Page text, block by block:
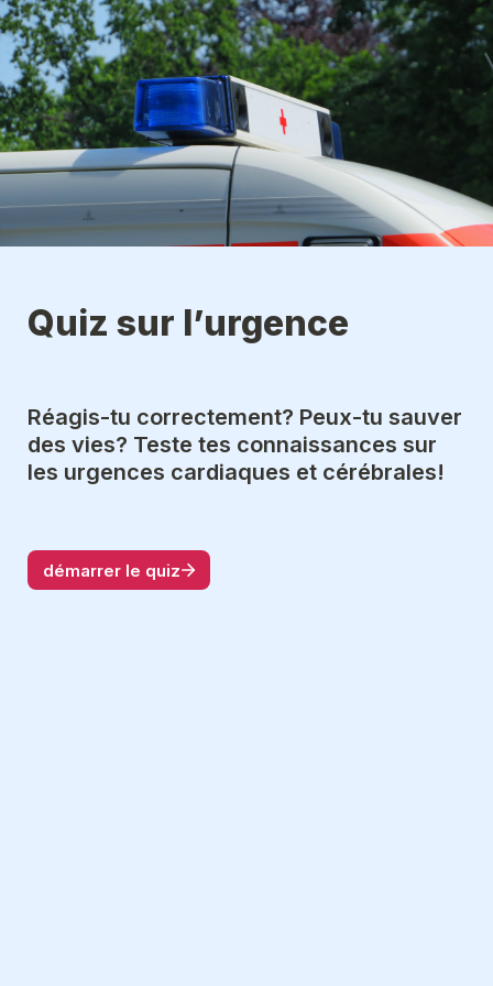
Quiz sur l’urgence
Réagis-tu correctement? Peux-tu sauver
des vies? Teste tes connaissances sur
les urgences cardiaques et cérébrales!
démarrer le quiz